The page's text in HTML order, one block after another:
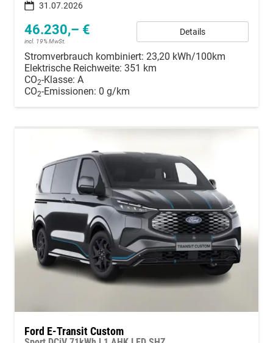
31.07.2026
46.230,– €
incl. 19% MwSt.
Details
Stromverbrauch kombiniert: 23,20 kWh/100km
Elektrische Reichweite: 351 km
CO2-Klasse: A
CO2-Emissionen: 0 g/km
Ford E-Transit Custom